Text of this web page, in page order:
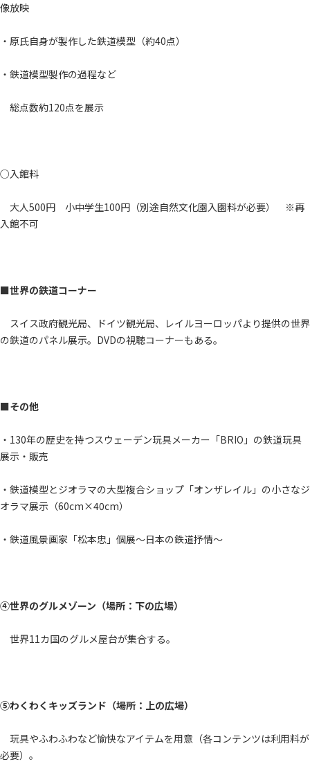
像放映
・原氏自身が製作した鉄道模型（約40点）
・鉄道模型製作の過程など
総点数約120点を展示
○入館料
大人500円 小中学生100円（別途自然文化園入園料が必要） ※再
入館不可
■世界の鉄道コーナー
スイス政府観光局、ドイツ観光局、レイルヨーロッパより提供の世界
の鉄道のパネル展示。DVDの視聴コーナーもある。
■その他
・130年の歴史を持つスウェーデン玩具メーカー「BRIO」の鉄道玩具
展示・販売
・鉄道模型とジオラマの大型複合ショップ「オンザレイル」の小さなジ
オラマ展示（60cm×40cm）
・鉄道風景画家「松本忠」個展～日本の鉄道抒情～
④世界のグルメゾーン（場所：下の広場）
世界11カ国のグルメ屋台が集合する。
⑤わくわくキッズランド（場所：上の広場）
玩具やふわふわなど愉快なアイテムを用意（各コンテンツは利用料が
必要）。